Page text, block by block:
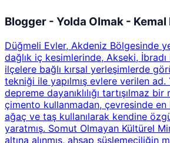
Blogger - Yolda Olmak - Kemal
Düğmeli Evler, Akdeniz Bölgesinde
dağlık iç kesimlerinde, Akseki,
ilçelere bağlı kırsal yerleşimlerde
tekniği ile yapılmış evlere verilen ad.
depreme dayanıklılığı tartışılmaz
çimento kullanmadan, çevresinde
ağaç ve taş kullanılarak kendine
yaratmış. Somut Olmayan Kültürel
altına alınmış, ahşap süslemeciliğin